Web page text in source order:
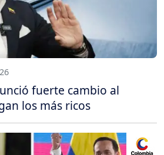
fuerte cambio al
los más ricos